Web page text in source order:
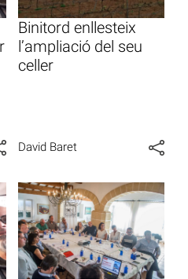
Binitord enllesteix
l’ampliació del seu
celler
David Baret